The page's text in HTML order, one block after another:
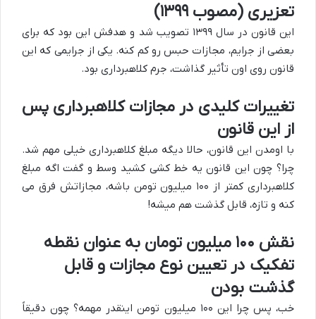
تعزیری (مصوب ۱۳۹۹)
این قانون در سال ۱۳۹۹ تصویب شد و هدفش این بود که برای
بعضی از جرایم، مجازات حبس رو کم کنه. یکی از جرایمی که این
قانون روی اون تأثیر گذاشت، جرم کلاهبرداری بود.
تغییرات کلیدی در مجازات کلاهبرداری پس
از این قانون
با اومدن این قانون، حالا دیگه مبلغ کلاهبرداری خیلی مهم شد.
چرا؟ چون این قانون یه خط کشی کشید وسط و گفت اگه مبلغ
کلاهبرداری کمتر از ۱۰۰ میلیون تومن باشه، مجازاتش فرق می
کنه و تازه، قابل گذشت هم میشه!
نقش ۱۰۰ میلیون تومان به عنوان نقطه
تفکیک در تعیین نوع مجازات و قابل
گذشت بودن
خب، پس چرا این ۱۰۰ میلیون تومن اینقدر مهمه؟ چون دقیقاً